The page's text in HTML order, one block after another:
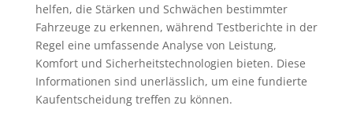
helfen, die Stärken und Schwächen bestimmter
Fahrzeuge zu erkennen, während Testberichte in der
Regel eine umfassende Analyse von Leistung,
Komfort und Sicherheitstechnologien bieten. Diese
Informationen sind unerlässlich, um eine fundierte
Kaufentscheidung treffen zu können.